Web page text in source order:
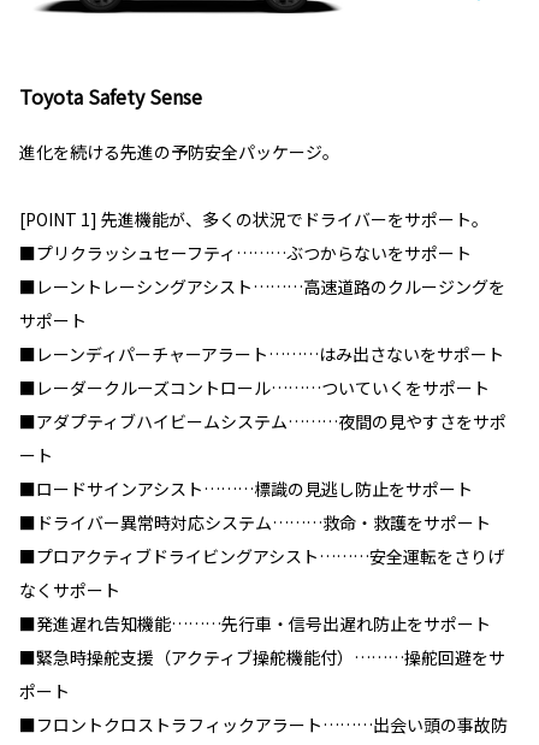
Toyota Safety Sense
進化を続ける先進の予防安全パッケージ。
[POINT 1] 先進機能が、多くの状況でドライバーをサポート。
■プリクラッシュセーフティ………ぶつからないをサポート
■レーントレーシングアシスト………高速道路のクルージングを
サポート
■レーンディパーチャーアラート………はみ出さないをサポート
■レーダークルーズコントロール………ついていくをサポート
■アダプティブハイビームシステム………夜間の見やすさをサポ
ート
■ロードサインアシスト………標識の見逃し防止をサポート
■ドライバー異常時対応システム………救命・救護をサポート
■プロアクティブドライビングアシスト………安全運転をさりげ
なくサポート
■発進遅れ告知機能………先行車・信号出遅れ防止をサポート
■緊急時操舵支援（アクティブ操舵機能付）………操舵回避をサ
ポート
■フロントクロストラフィックアラート………出会い頭の事故防